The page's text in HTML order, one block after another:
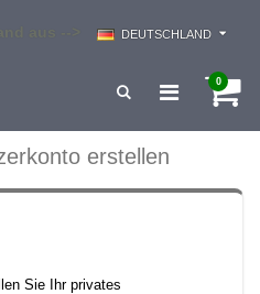
DEUTSCHLAND
0
erstellen
Sie Ihr privates